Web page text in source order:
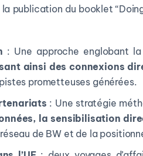
publication du booklet
: Une approche englobant
ainsi des connexions
prometteuses générées.
: Une stratégie
la sensibilisation
de BW et de la